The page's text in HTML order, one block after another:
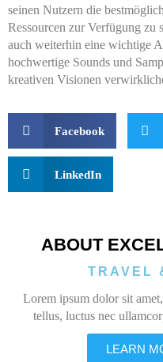
seinen Nutzern die
Ressourcen zur Verfügung
auch weiterhin eine wichtige
hochwertige Sounds und
kreativen Visionen
Facebook
LinkedIn
ABOUT
TRAVEL
Lorem ipsum dolor sit
tellus, luctus nec
LEARN